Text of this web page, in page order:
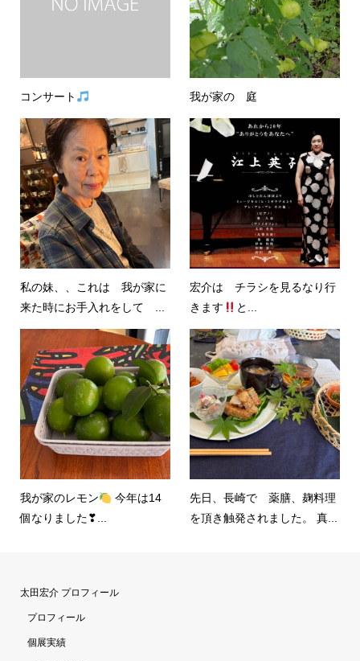
コンサート 我が家の 庭
私の妹、、これは 我が家に
来た時にお手入れをして ...
宏介は チラシを見るなり行
きます
と...
我が家のレモン
今年は14
個なりました❣...
先日、長崎で 薬膳、麹料理
を頂き触発されました。 真...
太田宏介 プロフィール
プロフィール
個展実績